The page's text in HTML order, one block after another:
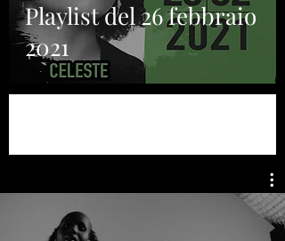
Playlist del 26 febbraio
2021